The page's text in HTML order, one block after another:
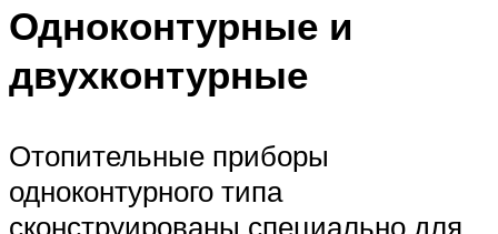
Одноконтурные и
двухконтурные
Отопительные приборы
одноконтурного типа
сконструированы специально для